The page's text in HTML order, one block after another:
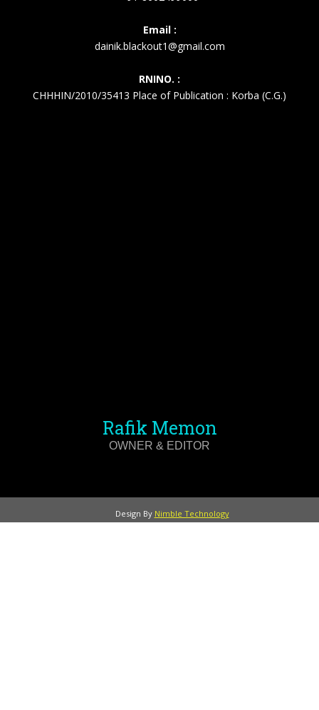
Email :
dainik.blackout1@gmail.com
RNINO. :
CHHHIN/2010/35413 Place of Publication : Korba (C.G.)
Rafik Memon
OWNER & EDITOR
Design By Nimble Technology